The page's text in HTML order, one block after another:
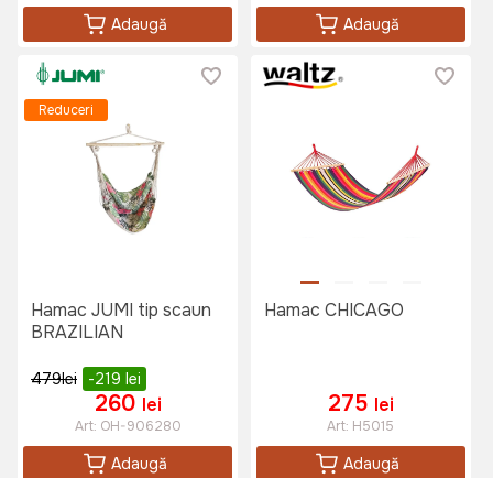
Adaugă Adaugă
Reduceri
Hamac JUMI tip scaun
BRAZILIAN
479lei -219 lei
260 lei
Art: OH-906280
Adaugă
Hamac CHICAGO
275 lei
Art: H5015
Adaugă